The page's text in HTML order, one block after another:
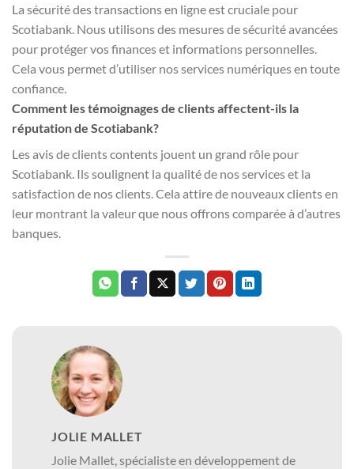
La sécurité des transactions en ligne est cruciale pour
Scotiabank. Nous utilisons des mesures de sécurité avancées
pour protéger vos finances et informations personnelles.
Cela vous permet d’utiliser nos services numériques en toute
confiance.
Comment les témoignages de clients affectent-ils la
réputation de Scotiabank?
Les avis de clients contents jouent un grand rôle pour
Scotiabank. Ils soulignent la qualité de nos services et la
satisfaction de nos clients. Cela attire de nouveaux clients en
leur montrant la valeur que nous offrons comparée à d’autres
banques.
JOLIE MALLET
Jolie Mallet, spécialiste en développement de